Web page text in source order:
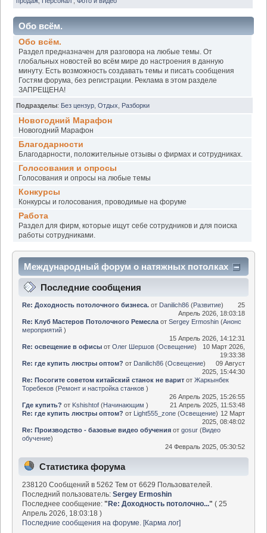
Обо всём.
Обо всём.
Раздел предназначен для разговора на любые темы. От
глобальных новостей во всём мире до настроения в данную
минуту. Есть возможность создавать темы и писать сообщения
Гостям форума, без регистрации. Реклама в этом разделе
ЗАПРЕЩЕНА!
Подразделы: Без цензур Отдых Разборки
Новогодний Марафон
Новогодний Марафон
Благодарности
Благодарности, положительные отзывы о фирмах и сотрудниках.
Голосования и опросы
Голосования и опросы на любые темы
Конкурсы
Конкурсы и голосования, проводимые на форуме
Работа
Раздел для фирм, которые ищут себе сотрудников и для поиска
работы сотрудниками.
Международный форум о натяжных потолках
- Информационный центр
Последние сообщения
Re: Доходность потолочного бизнеса.от Danilich86(Развитие)
25
Апрель 2026, 18:03:18
Re: Клуб Мастеров Потолочного Ремеслаот Sergey Ermoshin(Анонс
мероприятий )
15 Апрель 2026, 14:12:31
Re: освещение в офисыот Олег Шершов(Освещение)
10 Март 2026,
19:33:38
Re: где купить люстры оптом? от Danilich86(Освещение)
09 Август
2025, 15:44:30
Re: Посогите советом китайский станок не варитот Жаркынбек
Торебеков(Ремонт и настройка станков )
26 Апрель 2025, 15:26:55
Где купить? от Kshishtof(Начинающим )
21 Апрель 2025, 11:53:48
Re: где купить люстры оптом? от Light555_zone(Освещение) 12 Март
2025, 08:48:02
Re: Производство - базовые видео обучения от gosur(Видео
обучение)
24 Февраль 2025, 05:30:52
Статистика форума
238120 Сообщений в 5262 Тем от 6629 Пользователей.
Последний пользователь:Sergey Ermoshin
Последнее сообщение:" Re: Доходность потолочно..." ( 25
Апрель 2026, 18:03:18 )
Последние сообщения на форуме. [Карма лог]